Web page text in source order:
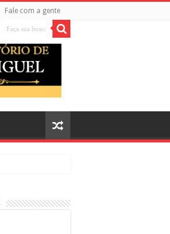
Fale com a gente